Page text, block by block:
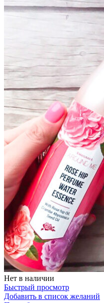
Нет в наличии
Быстрый просмотр
Добавить в список желаний